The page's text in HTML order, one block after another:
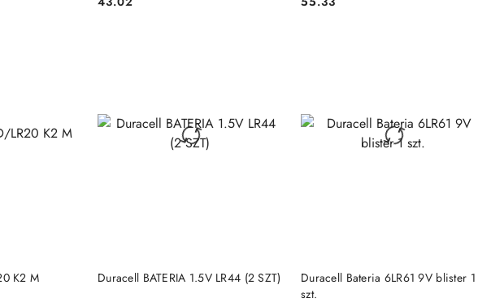
K2 M Duracell BATERIA 1.5V LR44 (2 SZT)
DO KOSZYKA
Duracell Bateria 6LR61 9V blister 1
szt.
DO KOSZYKA